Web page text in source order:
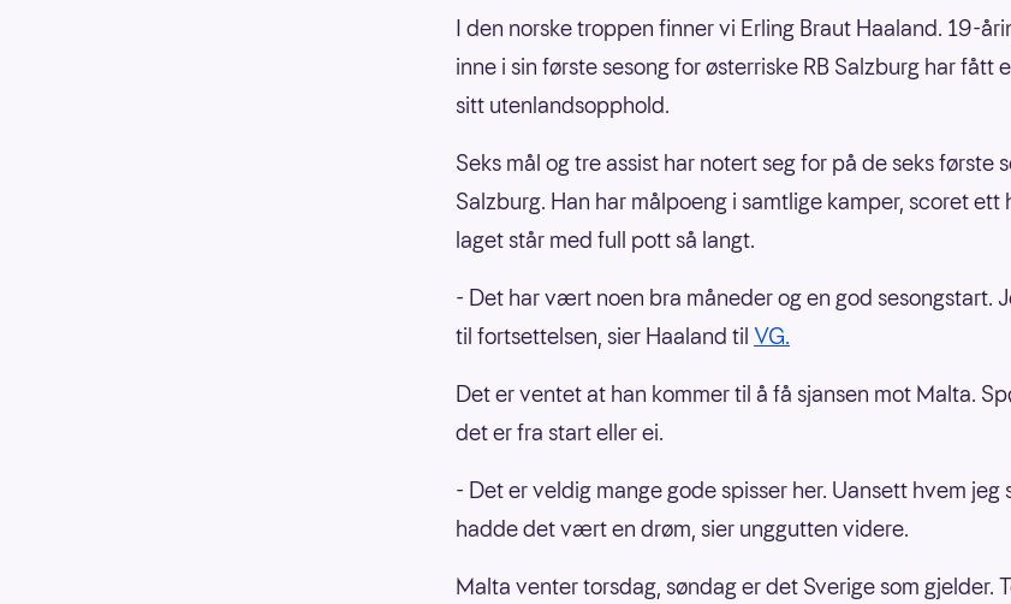
I den norske troppen finner vi Erling Braut Haaland. 19-
inne i sin første sesong for østerriske RB Salzburg har fått
sitt utenlandsopphold.
Seks mål og tre assist har notert seg for på de seks første
Salzburg. Han har målpoeng i samtlige kamper, scoret ett
laget står med full pott så langt.
- Det har vært noen bra måneder og en god sesongstart.
til fortsettelsen, sier Haaland til VG.
Det er ventet at han kommer til å få sjansen mot Malta.
det er fra start eller ei.
- Det er veldig mange gode spisser her. Uansett hvem jeg
hadde det vært en drøm, sier unggutten videre.
Malta venter torsdag, søndag er det Sverige som gjelder.